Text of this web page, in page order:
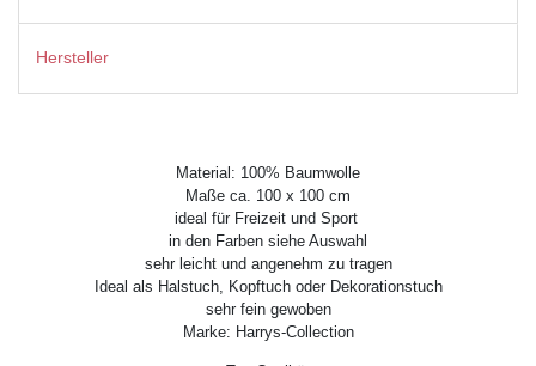
Hersteller
Material: 100% Baumwolle
Maße ca. 100 x 100 cm
ideal für Freizeit und Sport
in den Farben siehe Auswahl
sehr leicht und angenehm zu tragen
Ideal als Halstuch, Kopftuch oder Dekorationstuch
sehr fein gewoben
Marke: Harrys-Collection